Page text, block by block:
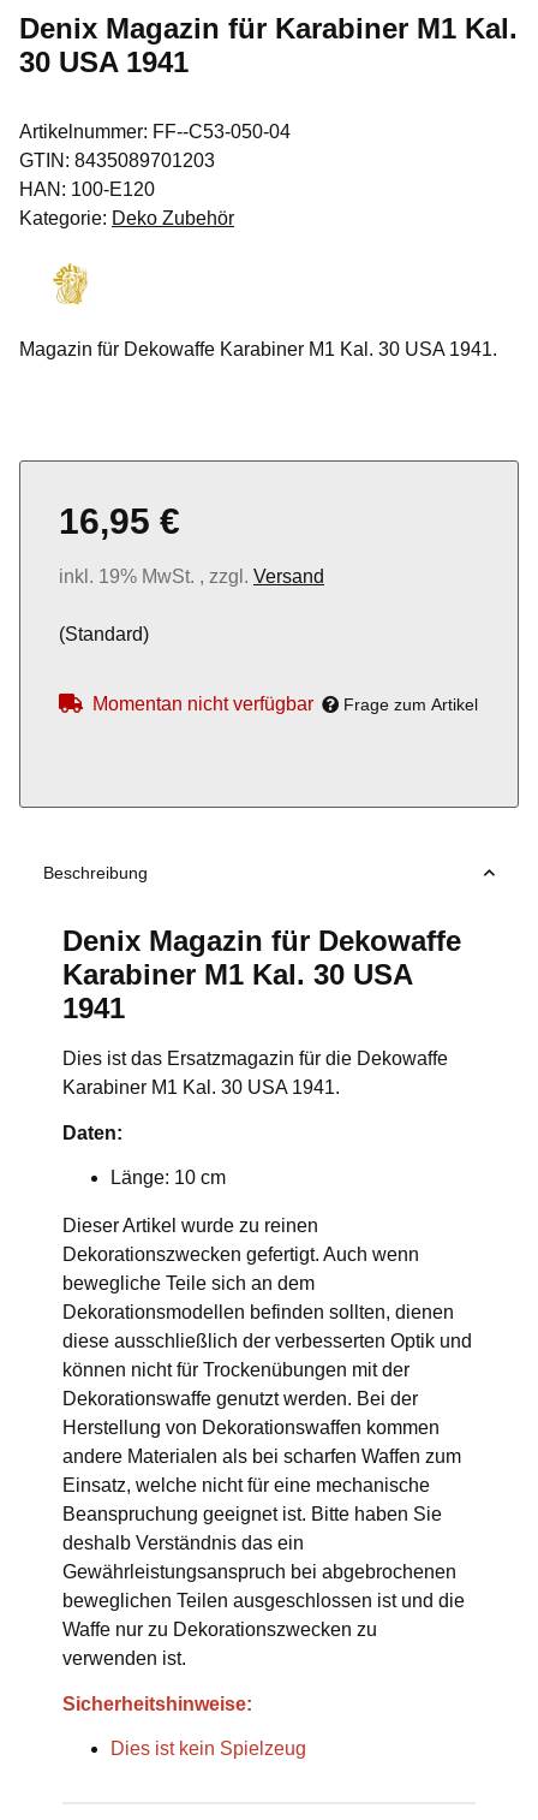
Denix Magazin für Karabiner M1 Kal.
30 USA 1941
Artikelnummer: FF--C53-050-04
GTIN: 8435089701203
HAN: 100-E120
Kategorie: Deko Zubehör
Magazin für Dekowaffe Karabiner M1 Kal. 30 USA 1941.
16,95 €
inkl. 19% MwSt. , zzgl. Versand
(Standard)
Momentan nicht verfügbar Frage zum Artikel
Beschreibung
Denix Magazin für Dekowaffe
Karabiner M1 Kal. 30 USA
1941
Dies ist das Ersatzmagazin für die Dekowaffe
Karabiner M1 Kal. 30 USA 1941.
Daten:
Länge: 10 cm
Dieser Artikel wurde zu reinen
Dekorationszwecken gefertigt. Auch wenn
bewegliche Teile sich an dem
Dekorationsmodellen befinden sollten, dienen
diese ausschließlich der verbesserten Optik und
können nicht für Trockenübungen mit der
Dekorationswaffe genutzt werden. Bei der
Herstellung von Dekorationswaffen kommen
andere Materialen als bei scharfen Waffen zum
Einsatz, welche nicht für eine mechanische
Beanspruchung geeignet ist. Bitte haben Sie
deshalb Verständnis das ein
Gewährleistungsanspruch bei abgebrochenen
beweglichen Teilen ausgeschlossen ist und die
Waffe nur zu Dekorationszwecken zu
verwenden ist.
Sicherheitshinweise:
Dies ist kein Spielzeug